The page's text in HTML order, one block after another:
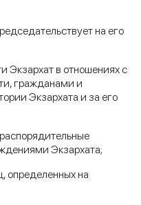
на его
Экзархат в отношениях с
гражданами и
Экзархата и за его
Экзархата;
определенных на